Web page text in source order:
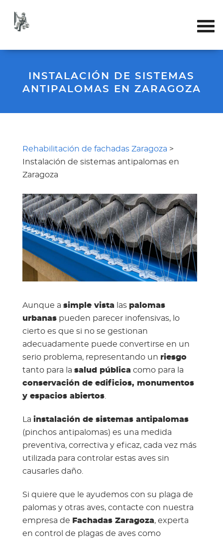
INSTALACIÓN DE SISTEMAS
ANTIPALOMAS EN ZARAGOZA
Rehabilitación de fachadas Zaragoza >
Instalación de sistemas antipalomas en
Zaragoza
Aunque a simple vista las palomas
urbanaspueden parecer inofensivas, lo
cierto es que si no se gestionan
adecuadamente puede convertirse en un
serio problema, representando un riesgo
tanto para la salud pública como para la
conservación de edificios, monumentos
y espacios abiertos.
La instalación de sistemas antipalomas
(pinchos antipalomas) es una medida
preventiva, correctiva y eficaz, cada vez más
utilizada para controlar estas aves sin
causarles daño.
Si quiere que le ayudemos con su plaga de
palomas y otras aves, contacte con nuestra
empresa de Fachadas Zaragoza, experta
en control de plagas de aves como